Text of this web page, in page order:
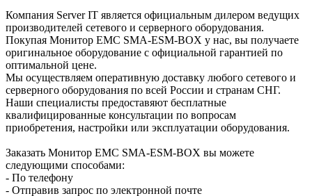
Компания Server IT является официальным дилером ведущих
производителей сетевого и серверного оборудования.
Покупая Монитор EMC SMA-ESM-BOX у нас, вы получаете
оригинальное оборудование с официальной гарантией по
оптимальной цене.
Мы осуществляем оперативную доставку любого сетевого и
серверного оборудования по всей России и странам СНГ.
Наши специалисты предоставяют бесплатные
квалифицированные консультации по вопросам
приобретения, настройки или эксплуатации оборудования.
Заказать Монитор EMC SMA-ESM-BOX вы можете
следующими способами:
- По телефону
- Отправив запрос по электронной почте